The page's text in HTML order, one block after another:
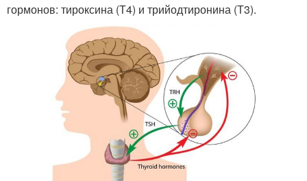
гормонов: тироксина (Т4) и трийодтиронина (Т3).